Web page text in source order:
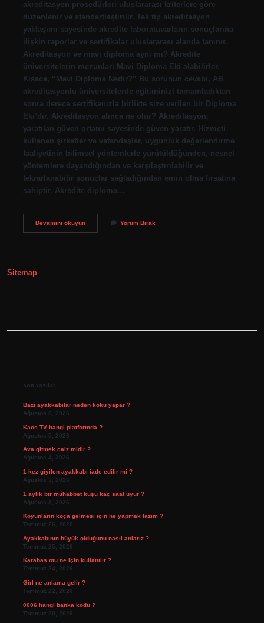
akreditasyon prosedürleri uluslararası kriterlere göre
düzenlenir ve standartlaştırılır. Tek tip akreditasyon
yaklaşımı sayesinde akredite laboratuvarların sonuçlarına
ilişkin raporlar ve sertifikalar uluslararası alanda tanınır.
Akreditasyon ve mavi diploma aynı mı? Akredite
üniversitelerin mezunları Mavi Diploma Eki alabilirler.
Kısaca, “Mavi Diploma Nedir?” Bu sorunun cevabı, AB
akreditasyonlu üniversitelerde eğitiminizi tamamladıktan
sonra derece sertifikanızla birlikte size verilen bir Diploma
Eki’dir. Akreditasyon alınca ne olur? Akreditasyon,
yaratılan güven ortamı sayesinde güven yaratır. Hizmeti
kullanan şirketler ve vatandaşlar, uygunluk değerlendirme
faaliyetinin bilimsel yöntemlerle yürütüldüğünden, nesnel
yöntemlere dayandığından ve karşılaştırılabilir ve
tekrarlanabilir sonuçlar sağladığından emin olma fırsatına
sahiptir. Akredite diploma…
Devamını okuyunAkreditasyonYorum Bırak
Sitemap
Son Yazılar
Bazı ayakkabılar neden koku yapar ?
Ağustos 6, 2026
Kaos TV hangi platformda ?
Ağustos 5, 2026
Ava gitmek caiz midir ?
Ağustos 4, 2026
1 kez giyilen ayakkabı iade edilir mi ?
Ağustos 3, 2026
1 aylık bir muhabbet kuşu kaç saat uyur ?
Ağustos 3, 2026
Koyunların koça gelmesi için ne yapmak lazım ?
Temmuz 26, 2026
Ayakkabının büyük olduğunu nasıl anlarız ?
Temmuz 25, 2026
Karabaş otu ne için kullanılır ?
Temmuz 24, 2026
Girl ne anlama gelir ?
Temmuz 22, 2026
0006 hangi banka kodu ?
Temmuz 20, 2026